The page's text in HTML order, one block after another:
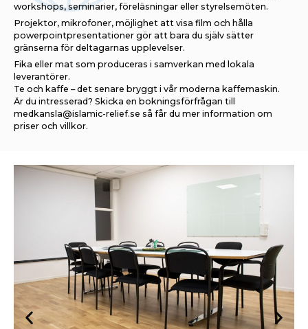
workshops, seminarier, föreläsningar eller styrelsemöten.
Projektor, mikrofoner, möjlighet att visa film och hålla
powerpointpresentationer gör att bara du själv sätter
gränserna för deltagarnas upplevelser.
Fika eller mat som produceras i samverkan med lokala
leverantörer.
Te och kaffe – det senare bryggt i vår moderna kaffemaskin.
Är du intresserad? Skicka en bokningsförfrågan till
medkansla@islamic-relief.se så får du mer information om
priser och villkor.